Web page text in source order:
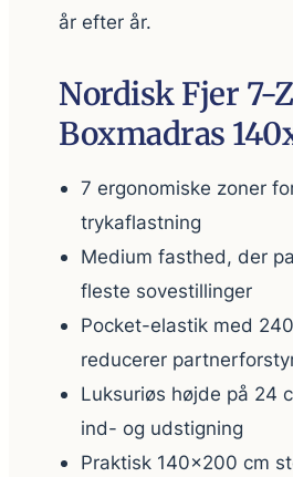
år efter år.
Nordisk Fjer 7-
Boxmadras
7 ergonomiske zoner
trykaflastning
Medium fasthed, der
fleste sovestillinger
Pocket-elastik med
reducerer
Luksuriøs højde på 24
ind- og udstigning
Praktisk 140×200 cm